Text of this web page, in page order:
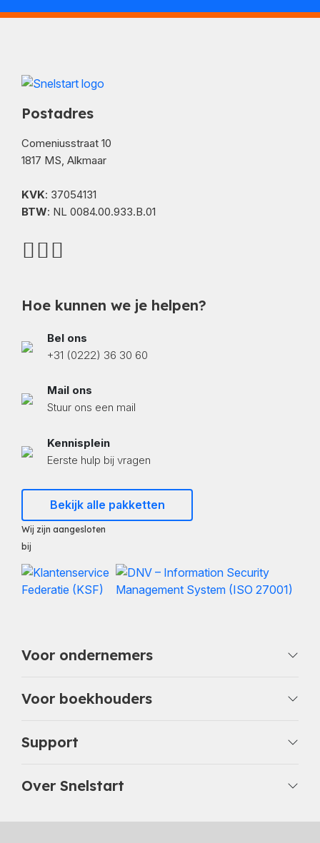
Postadres
Comeniusstraat 10
1817 MS, Alkmaar
KVK: 37054131
BTW: NL 0084.00.933.B.01
Hoe kunnen we je helpen?
Bel ons
+31 (0222) 36 30 60
Mail ons
Stuur ons een mail
Kennisplein
Eerste hulp bij vragen
Bekijk alle pakketten
Wij zijn aangesloten
bij
Voor ondernemers
Voor boekhouders
Support
Over Snelstart